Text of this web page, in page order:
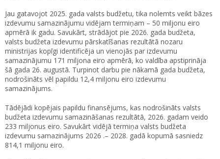
Jau gatavojot 2025. gada valsts budžetu, tika nolemts veikt bāzes
izdevumu samazinājumu vidējam termiņam – 50 miljonu eiro
apmērā ik gadu. Savukārt, strādājot pie 2026. gada budžeta,
valsts budžeta izdevumu pārskatīšanas rezultātā nozaru
ministrijas kopīgi identificēja un vienojās par izdevumu
samazinājumu 171 miljona eiro apmērā, ko valdība apstiprināja
šā gada 26. augustā. Turpinot darbu pie nākamā gada budžeta,
nodrošināts vēl papildu 12,4 miljonu eiro izdevumu
samazinājums.
Tādējādi kopējais papildu finansējums, kas nodrošināts valsts
budžeta izdevumu samazināšanas rezultātā, 2026. gadam veido
233 miljonus eiro. Savukārt vidējā termiņa valsts budžeta
izdevumu samazinājums 2026 .– 2028. gadā kopumā sasniedz
814,1 miljonu eiro.